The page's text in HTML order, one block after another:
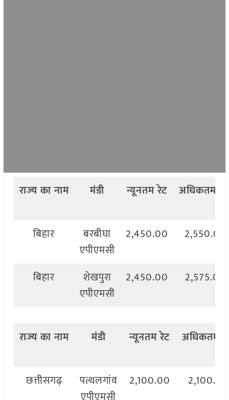
राज्यकानाम मंडी न्यूनतमरेट अधिकतम
बिहार
बरबीघा
एपीएमसी
2,450.00 2,550.00
बिहार
शेखपुरा
एपीएमसी
2,450.00 2,575.00
राज्यकानाम मंडी न्यूनतमरेट अधिकतम
छत्तीसगढ़
पत्थलगांव
2,100.00 2,100.00